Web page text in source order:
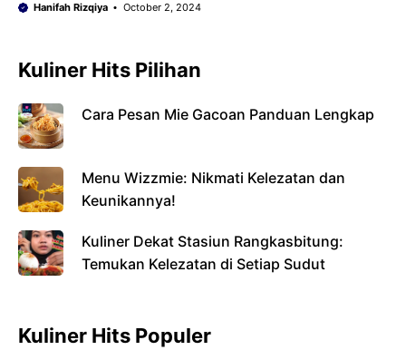
Hanifah Rizqiya October 2, 2024
Kuliner Hits Pilihan
Cara Pesan Mie Gacoan Panduan Lengkap
Menu Wizzmie: Nikmati Kelezatan dan
Keunikannya!
Kuliner Dekat Stasiun Rangkasbitung:
Temukan Kelezatan di Setiap Sudut
Kuliner Hits Populer